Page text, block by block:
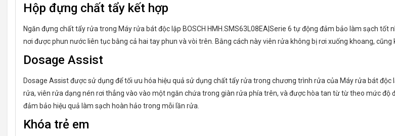
Hộp đựng chất tẩy kết hợp
Ngăn đựng chất tẩy rửa trong Máy rửa bát độc lập BOSCH HMH.SMS63L08EA|Serie 6 tự động đảm bảo làm sạch
nơi được phun nước liên tục bằng cả hai tay phun và vòi trên. Bằng cách này viên rửa không bị rơi xuống khoang,
Dosage Assist
Dosage Assist được sử dụng để tối ưu hóa hiệu quả sử dụng chất tẩy rửa trong chương trình rửa của Máy rửa bát
rửa, viên rửa dạng nén rơi thẳng vào vào một ngăn chứa trong giàn rửa phía trên, và được hòa tan từ từ theo mức
đảm bảo hiệu quả làm sạch hoàn hảo trong mỗi lần rửa.
Khóa trẻ em